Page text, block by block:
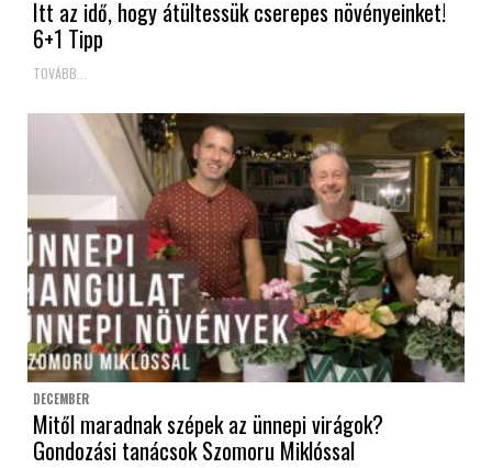
Itt az idő, hogy átültessük cserepes növényeinket!
6+1 Tipp
TOVÁBB...
DECEMBER
Mitől maradnak szépek az ünnepi virágok?
Gondozási tanácsok Szomoru Miklóssal